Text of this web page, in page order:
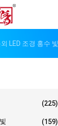
LED 조경 홍수 빛
(225)
(159)